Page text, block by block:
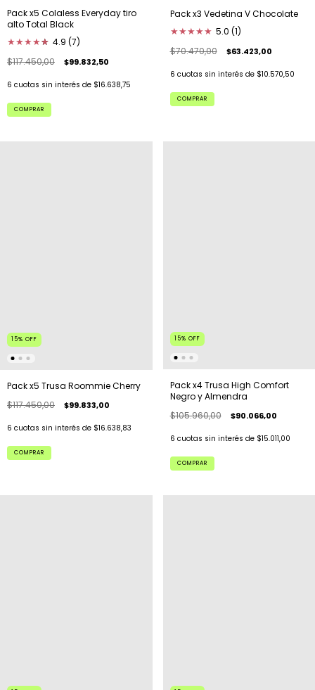
Pack x5 Colaless Everyday tiro
alto Total Black
★★★★★
★ 4.9 (7)
$117.450,00
$99.832,50
6 cuotas sin interés de $16.638,75
COMPRAR
Pack x3 Vedetina V Chocolate
★★★★★ 5.0 (1)
$70.470,00
$63.423,00
6 cuotas sin interés de $10.570,50
COMPRAR
15% OFF
Pack x5 Trusa Roommie Cherry
$117.450,00
$99.833,00
6 cuotas sin interés de $16.638,83
COMPRAR
15% OFF
Pack x4 Trusa High Comfort
Negro y Almendra
$105.960,00
$90.066,00
6 cuotas sin interés de $15.011,00
COMPRAR